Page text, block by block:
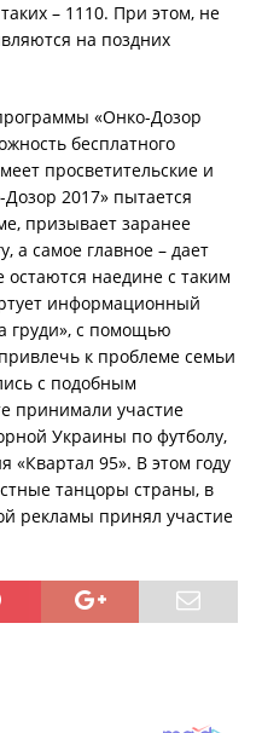
– 1110. При этом, не
на поздних
«Онко-Дозор
бесплатного
просветительские и
2017» пытается
призывает заранее
а самое главное – дает
наедине с таким
информационный
груди», с помощью
к проблеме семьи
с подобным
принимали участие
Украины по футболу,
«Квартал 95». В этом году
танцоры страны, в
рекламы принял участие